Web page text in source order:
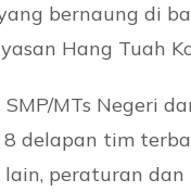
bernaung di
Hang Tuah
MTs Negeri
delapan tim
peraturan